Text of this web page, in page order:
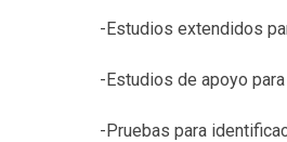
-Estudios extendidos
-Estudios de apoyo
-Pruebas para